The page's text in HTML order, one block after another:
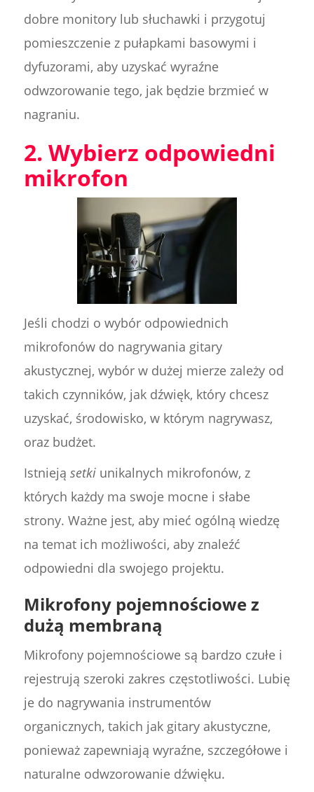
dobre monitory lub słuchawki i przygotuj
pomieszczenie z pułapkami basowymi i
dyfuzorami, aby uzyskać wyraźne
odwzorowanie tego, jak będzie brzmieć w
nagraniu.
2. Wybierz odpowiedni
mikrofon
Jeśli chodzi o wybór odpowiednich
mikrofonów do nagrywania gitary
akustycznej, wybór w dużej mierze zależy od
takich czynników, jak dźwięk, który chcesz
uzyskać, środowisko, w którym nagrywasz,
oraz budżet.
Istnieją setkiunikalnych mikrofonów, z
których każdy ma swoje mocne i słabe
strony. Ważne jest, aby mieć ogólną wiedzę
na temat ich możliwości, aby znaleźć
odpowiedni dla swojego projektu.
Mikrofony pojemnościowe z
dużą membraną
Mikrofony pojemnościowe są bardzo czułe i
rejestrują szeroki zakres częstotliwości. Lubię
je do nagrywania instrumentów
organicznych, takich jak gitary akustyczne,
ponieważ zapewniają wyraźne, szczegółowe i
naturalne odwzorowanie dźwięku.